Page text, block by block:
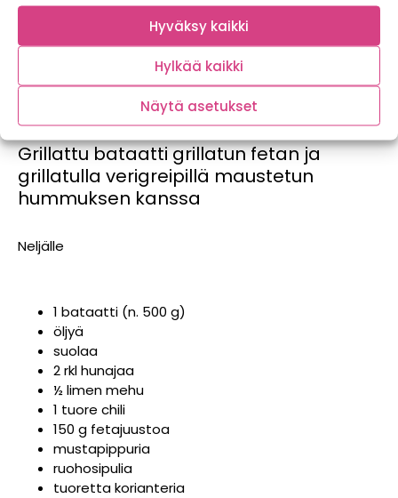
Hyväksy kaikki
Hylkää kaikki
Näytä asetukset
Grillattu bataatti grillatun fetan ja
grillatulla verigreipillä maustetun
hummuksen kanssa
Neljälle
1 bataatti (n. 500 g)
öljyä
suolaa
2 rkl hunajaa
½ limen mehu
1 tuore chili
150 g fetajuustoa
mustapippuria
ruohosipulia
tuoretta korianteria